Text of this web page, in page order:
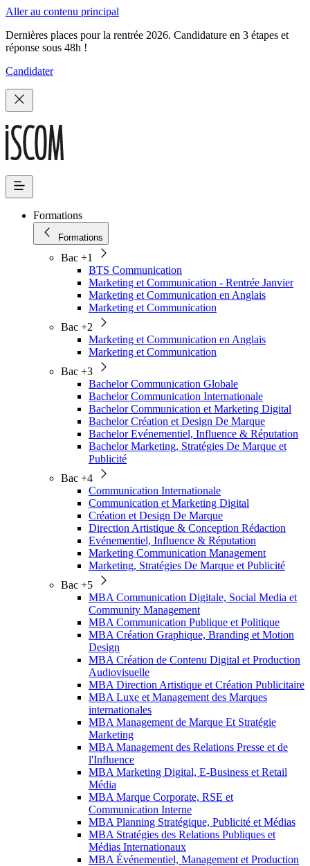
Aller au contenu principal
Dernières places pour la rentrée 2026. Candidature en 3 étapes et
réponse sous 48h !
Candidater
Formations
Formations
Bac +1
BTS Communication
Marketing et Communication - Rentrée Janvier
Marketing et Communication en Anglais
Marketing et Communication
Bac +2
Marketing et Communication en Anglais
Marketing et Communication
Bac +3
Bachelor Communication Globale
Bachelor Communication Internationale
Bachelor Communication et Marketing Digital
Bachelor Création et Design De Marque
Bachelor Evénementiel, Influence & Réputation
Bachelor Marketing, Stratégies De Marque et
Publicité
Bac +4
Communication Internationale
Communication et Marketing Digital
Création et Design De Marque
Direction Artistique & Conception Rédaction
Evénementiel, Influence & Réputation
Marketing Communication Management
Marketing, Stratégies De Marque et Publicité
Bac +5
MBA Communication Digitale, Social Media et
Community Management
MBA Communication Publique et Politique
MBA Création Graphique, Branding et Motion
Design
MBA Création de Contenu Digital et Production
Audiovisuelle
MBA Direction Artistique et Création Publicitaire
MBA Luxe et Management des Marques
internationales
MBA Management de Marque Et Stratégie
Marketing
MBA Management des Relations Presse et de
l'Influence
MBA Marketing Digital, E-Business et Retail
Média
MBA Marque Corporate, RSE et
Communication Interne
MBA Planning Stratégique, Publicité et Médias
MBA Stratégies des Relations Publiques et
Médias Internationaux
MBA Événementiel, Management et Production